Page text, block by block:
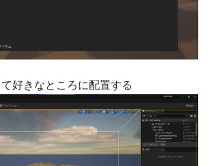
好きなところに配置する